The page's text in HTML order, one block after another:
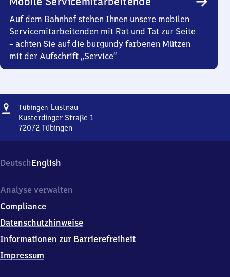
Auf dem Bahnhof stehen Ihnen unsere mobilen
Servicemitarbeitenden mit Rat und Tat zur Seite
– achten Sie auf die burgundy farbenen Mützen
mit der Aufschrift „Service“
Adresse
Tübingen Lustnau
Lustnau
Kusterdinger Straße 1
72072 Tübingen
Kusterdinger
Straße
7
0
7
Tübingen
DeutschEnglish
Analyse verwalten
Compliance
Datenschutzhinweise
Informationen zur Barrierefreiheit
Impressum